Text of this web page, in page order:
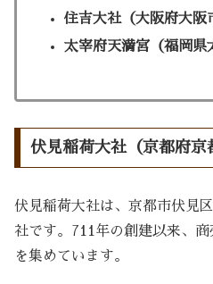
住吉大社（大阪府大阪
太宰府天満宮（福岡県
伏見稲荷大社（京都府京
伏見稲荷大社は、京都市伏見
社です。711年の創建以来、
を集めています。